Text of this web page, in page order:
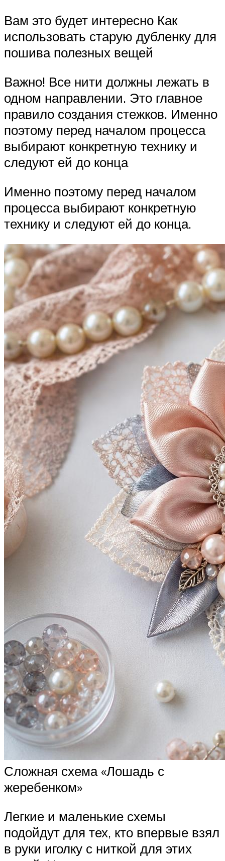
Вам это будет интересно Как
использовать старую дубленку для
пошива полезных вещей
Важно! Все нити должны лежать в
одном направлении. Это главное
правило создания стежков. Именно
поэтому перед началом процесса
выбирают конкретную технику и
следуют ей до конца
Именно поэтому перед началом
процесса выбирают конкретную
технику и следуют ей до конца.
Сложная схема «Лошадь с
жеребенком»
Легкие и маленькие схемы
подойдут для тех, кто впервые взял
в руки иголку с ниткой для этих